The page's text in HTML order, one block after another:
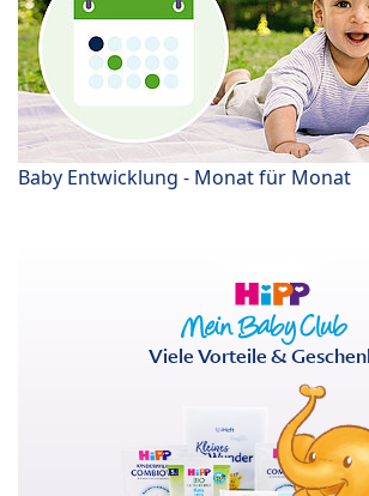
Baby Entwicklung - Monat für Monat
Viele Vorteile &